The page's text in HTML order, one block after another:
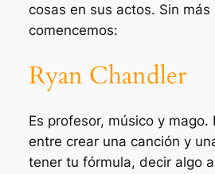
cosas en sus actos. Sin más
comencemos:
Ryan Chandler
Es profesor, músico y mago.
entre crear una canción y
tener tu fórmula, decir algo